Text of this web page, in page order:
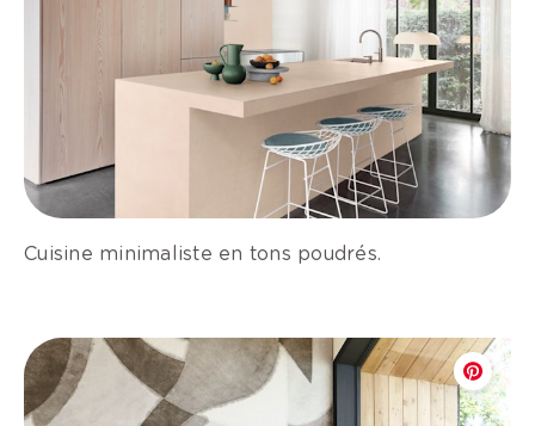
Cuisine minimaliste en tons poudrés.